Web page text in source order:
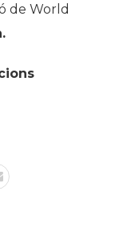
de World